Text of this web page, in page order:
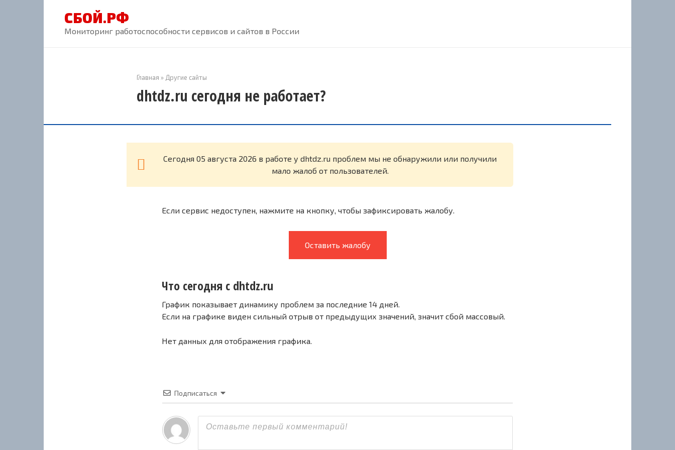
СБОЙ.РФ
Мониторинг работоспособности сервисов и сайтов в России
Главная » Другие сайты
dhtdz.ru сегодня не работает?
Cегодня 05 августа 2026 в работе у dhtdz.ru проблем мы не обнаружили или получили
мало жалоб от пользователей.
Если сервис недоступен, нажмите на кнопку, чтобы зафиксировать жалобу.
Оставить жалобу
Что сегодня с dhtdz.ru
График показывает динамику проблем за последние 14 дней.
Если на графике виден сильный отрыв от предыдущих значений, значит сбой массовый.
Нет данных для отображения графика.
Подписаться